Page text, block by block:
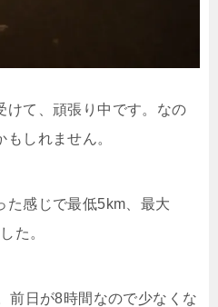
けて、頑張り中です。なの
しれません。
た感じで最低5km、最大
た。
前日が8時間なので少なくな